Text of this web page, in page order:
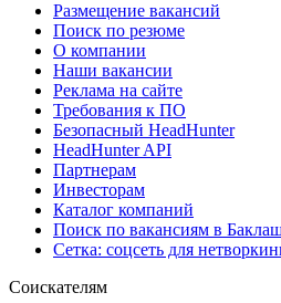
Размещение вакансий
Поиск по резюме
О компании
Наши вакансии
Реклама на сайте
Требования к ПО
Безопасный HeadHunter
HeadHunter API
Партнерам
Инвесторам
Каталог компаний
Поиск по вакансиям в
Сетка: соцсеть для
Соискателям